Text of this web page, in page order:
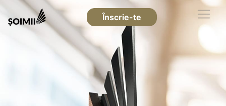
Înscrie-te